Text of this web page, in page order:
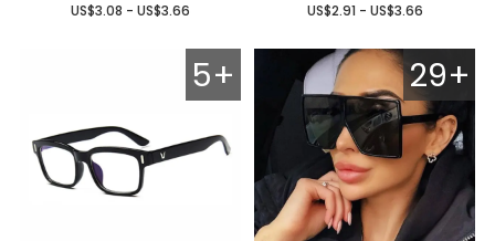
US$3.08 - US$3.66 US$2.91 - US$3.66
5+ 29+